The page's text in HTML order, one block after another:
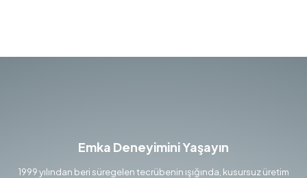
Emka Deneyimini Yaşayın
1999 yılından beri süregelen tecrübenin ışığında, kusursuz üretim